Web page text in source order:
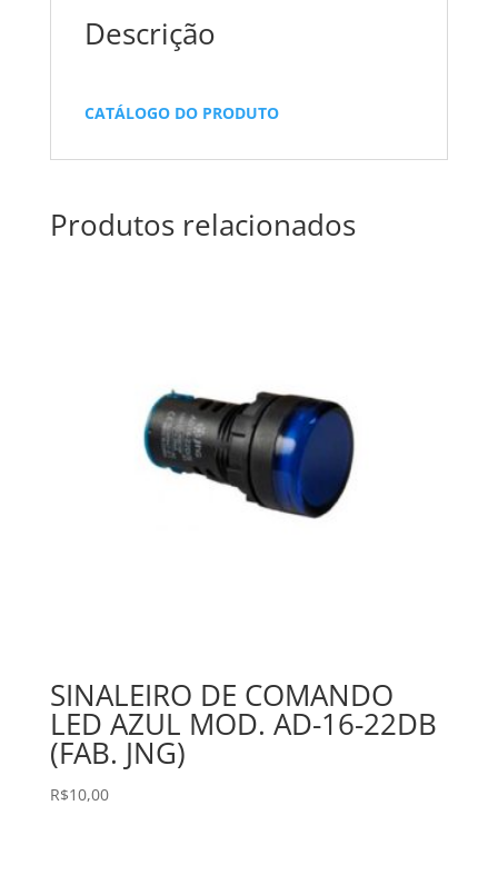
Descrição
CATÁLOGO DO PRODUTO
Produtos relacionados
SINALEIRO DE COMANDO
LED AZUL MOD. AD-16-22DB
(FAB. JNG)
R$10,00